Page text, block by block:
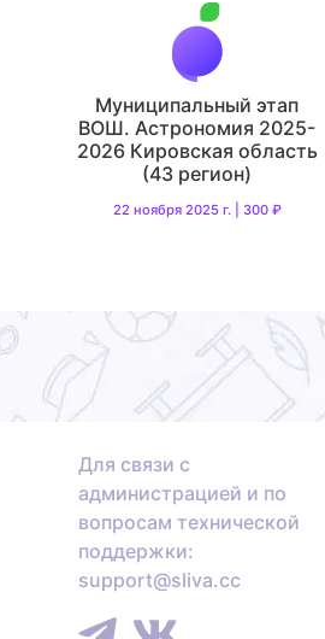
Муниципальный этап
ВОШ. Астрономия 2025-
2026 Кировская область
(43 регион)
22 ноября 2025 г. | 300 ₽
Для связи с
администрацией и по
вопросам технической
поддержки:
support@sliva.cc